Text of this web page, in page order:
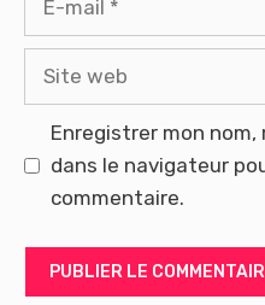
Site
Enregistrer mon
dans le navigateur
commentaire.